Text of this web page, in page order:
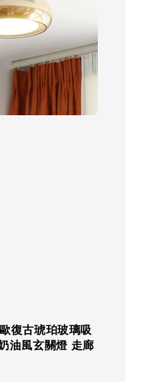
復古琥珀玻璃吸
油風玄關燈 走廊